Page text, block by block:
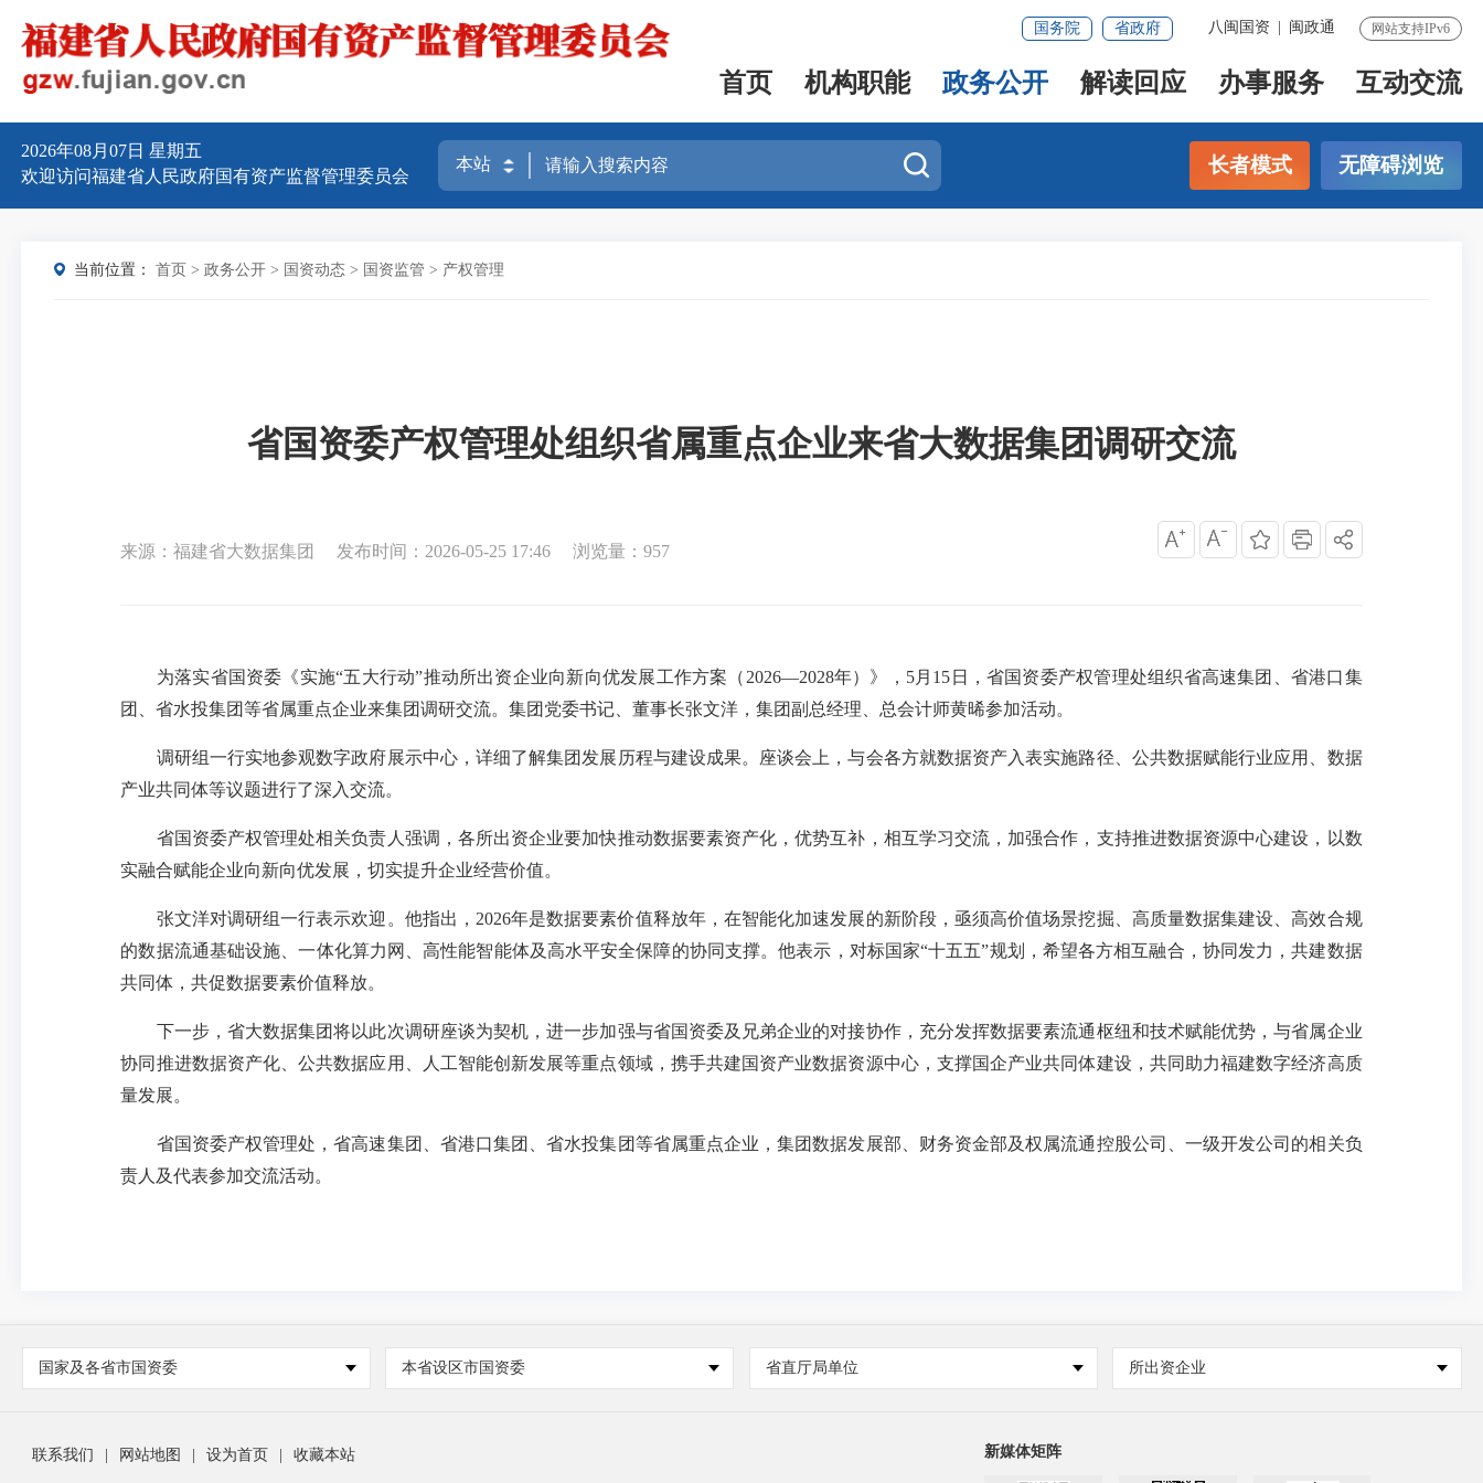
网站支持IPv6
八闽国资 闽政通
国务院 省政府
首页 机构职能 政务公开 解读回应 办事服务 互动交流
2026年08月07日星期五
欢迎访问福建省人民政府国有资产监督管理委员会
长者模式 无障碍浏览
当前位置： 首页 >政务公开 > 国资动态 > 国资监管 > 产权管理
省国资委产权管理处组织省属重点企业来省大数据集团调研交流
来源：福建省大数据集团 发布时间：2026-05-25 17:46 浏览量：957
为落实省国资委《实施“五大行动”推动所出资企业向新向优发展工作方案（2026—2028年）》，5月15日，省国资委产权管理处组织省高速集团、省港口集
团、省水投集团等省属重点企业来集团调研交流。集团党委书记、董事长张文洋，集团副总经理、总会计师黄晞参加活动。
调研组一行实地参观数字政府展示中心，详细了解集团发展历程与建设成果。座谈会上，与会各方就数据资产入表实施路径、公共数据赋能行业应用、数据
产业共同体等议题进行了深入交流。
省国资委产权管理处相关负责人强调，各所出资企业要加快推动数据要素资产化，优势互补，相互学习交流，加强合作，支持推进数据资源中心建设，以数
实融合赋能企业向新向优发展，切实提升企业经营价值。
张文洋对调研组一行表示欢迎。他指出， 2026年是数据要素价值释放年，在智能化加速发展的新阶段，亟须高价值场景挖掘、高质量数据集建设、高效合规
的数据流通基础设施、一体化算力网、高性能智能体及高水平安全保障的协同支撑。他表示，对标国家“十五五”规划，希望各方相互融合，协同发力，共建数据
共同体，共促数据要素价值释放。
下一步，省大数据集团将以此次调研座谈为契机，进一步加强与省国资委及兄弟企业的对接协作，充分发挥数据要素流通枢纽和技术赋能优势，与省属企业
协同推进数据资产化、公共数据应用、人工智能创新发展等重点领域，携手共建国资产业数据资源中心，支撑国企产业共同体建设，共同助力福建数字经济高质
量发展。
省国资委产权管理处，省高速集团、省港口集团、省水投集团等省属重点企业，集团数据发展部、财务资金部及权属流通控股公司、一级开发公司的相关负
责人及代表参加交流活动。
国家及各省市国资委 本省设区市国资委 省直厅局单位 所出资企业
联系我们 | 网站地图 | 设为首页 | 收藏本站 新媒体矩阵